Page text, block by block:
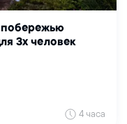
3х человек
4 часа